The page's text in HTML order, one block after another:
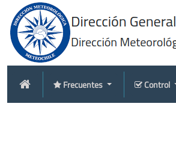
Frecuentes Control